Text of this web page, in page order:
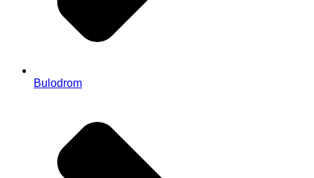
Bulodrom